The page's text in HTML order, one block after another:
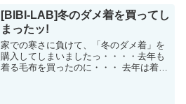
た事象です。私はウェブブラウ...
[BIBI-LAB]冬のダメ着を買ってし
まったッ!
家での寒さに負けて、「冬のダメ着」を
購入してしまいましたっ・・・・去年も
着る毛布を買ったのに・・・ 去年は着る